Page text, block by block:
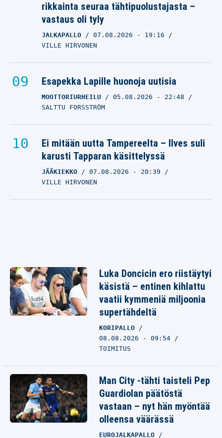
rikkainta seuraa tähtipuolustajasta –
vastaus oli tyly
JALKAPALLO 07.08.2026 - 19:16
VILLE HIRVONEN
Esapekka Lapille huonoja uutisia
MOOTTORIURHEILU 05.08.2026 - 22:48
SALTTU FORSSTRÖM
Ei mitään uutta Tampereelta – Ilves suli
karusti Tapparan käsittelyssä
JÄÄKIEKKO 07.08.2026 - 20:39
VILLE HIRVONEN
Luka Doncicin ero riistäytyi
käsistä – entinen kihlattu
vaatii kymmeniä miljoonia
supertähdeltä
KORIPALLO
08.08.2026 - 09:54
TOIMITUS
Man City -tähti taisteli Pep
Guardiolan päätöstä
vastaan – nyt hän myöntää
olleensa väärässä
EUROJALKAPALLO